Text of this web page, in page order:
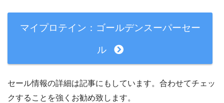
マイプロテイン：ゴールデンスーパーセー
ル
セール情報の詳細は記事にもしています。合わせてチェッ
クすることを強くお勧め致します。